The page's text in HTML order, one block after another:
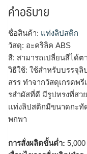
คำอธิบาย
ชื่อสินค้า: แท่งลิปสติก
วัสดุ: อะคริลิค ABS
สี: สามารถเปลี่ยนสีได้
วิธีใช้: ใช้สำหรับบรรจุลิ
สรร ทำจากวัสดุเกรดพ
รสำผัสที่ดี มีรูปทรงที่สว
เเท่งลิปสติกมีขนาดกะทั
พกพา
การสั่งผลิตขั้นต่ำ: